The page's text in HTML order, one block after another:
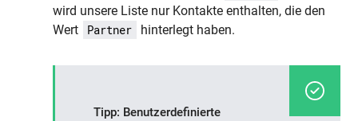
wird unsere Liste nur Kontakte enthalten, die den
Wert
Partner hinterlegt haben.
Tipp: Benutzerdefinierte